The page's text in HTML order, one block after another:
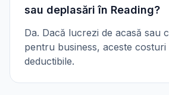
sau deplasări în Reading?
Da. Dacă lucrezi de acasă sau
pentru business, aceste costuri
deductibile.